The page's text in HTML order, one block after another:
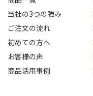
当社の3つの強み
ご注文の流れ
初めての方へ
お客様の声
商品活用事例